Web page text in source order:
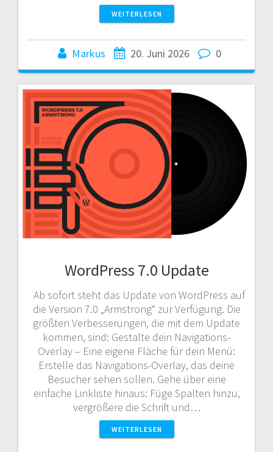
WEITERLESEN
Markus 20. Juni 2026 0
WordPress 7.0 Update
Ab sofort steht das Update von WordPress auf
die Version 7.0 „Armstrong“ zur Verfügung. Die
größten Verbesserungen, die mit dem Update
kommen, sind: Gestalte dein Navigations-
Overlay – Eine eigene Fläche für dein Menü:
Erstelle das Navigations-Overlay, das deine
Besucher sehen sollen. Gehe über eine
einfache Linkliste hinaus: Füge Spalten hinzu,
vergrößere die Schrift und…
WEITERLESEN